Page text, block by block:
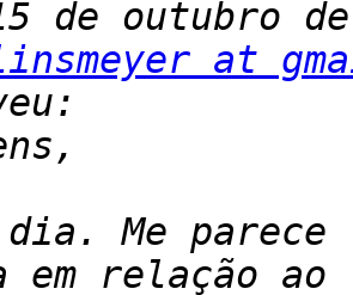
de outubro
at
dia. Me parece